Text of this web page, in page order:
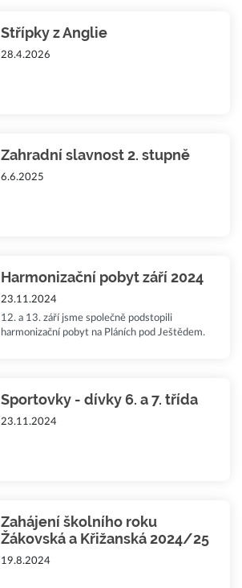
Střípky z Anglie
28.4.2026
Zahradní slavnost 2. stupně
6.6.2025
Harmonizační pobyt září 2024
23.11.2024
12. a 13. září jsme společně podstopili
harmonizační pobyt na Pláních pod Ještědem.
Sportovky - dívky 6. a 7. třída
23.11.2024
Zahájení školního roku
Žákovská a Křižanská 2024/25
19.8.2024